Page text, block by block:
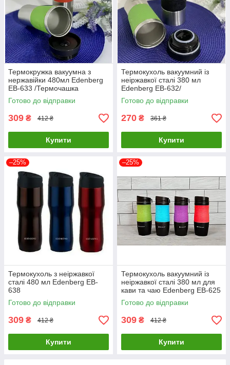
Термокружка вакуумна з
нержавійки 480мл Edenberg
EB-633 /Термочашка
Готово до відправки
309 ₴ 412 ₴
Купити
Термокухоль вакуумний із
неіржавкої сталі 380 мл
Edenberg EB-632/
Термочашка
Готово до відправки
270 ₴ 361 ₴
Купити
–25%
Термокухоль з неіржавкої
сталі 480 мл Edenberg EB-
638
Готово до відправки
309 ₴ 412 ₴
Купити
–25%
Термокухоль вакуумний із
неіржавкої сталі 380 мл для
кави та чаю Edenberg EB-625
Готово до відправки
309 ₴ 412 ₴
Купити